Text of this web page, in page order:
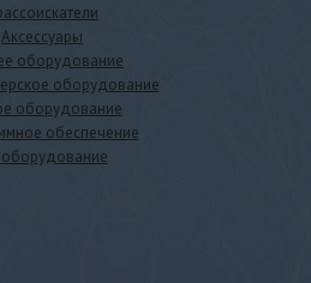
Аксессуары
оборудование
оборудование
оборудование
обеспечение
оборудование